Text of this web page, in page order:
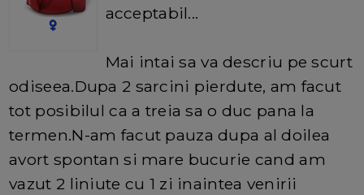
acceptabil...
Mai intai sa va descriu pe scurt
odiseea.Dupa 2 sarcini pierdute, am facut
tot posibilul ca a treia sa o duc pana la
termen.N-am facut pauza dupa al doilea
avort spontan si mare bucurie cand am
vazut 2 liniute cu 1 zi inaintea venirii